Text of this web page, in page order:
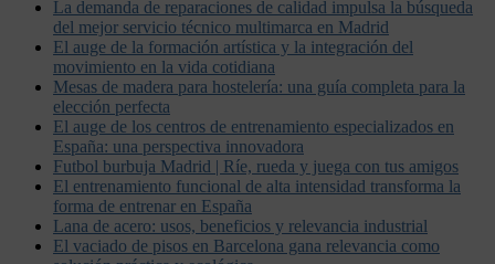
La demanda de reparaciones de calidad impulsa la búsqueda
del mejor servicio técnico multimarca en Madrid
El auge de la formación artística y la integración del
movimiento en la vida cotidiana
Mesas de madera para hostelería: una guía completa para la
elección perfecta
El auge de los centros de entrenamiento especializados en
España: una perspectiva innovadora
Futbol burbuja Madrid | Ríe, rueda y juega con tus amigos
El entrenamiento funcional de alta intensidad transforma la
forma de entrenar en España
Lana de acero: usos, beneficios y relevancia industrial
El vaciado de pisos en Barcelona gana relevancia como